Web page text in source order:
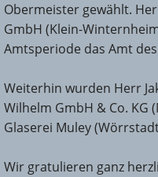
Obermeister gewählt.
GmbH (Klein-
Amtsperiode das Amt
Weiterhin wurden Herr
Wilhelm GmbH & Co. KG
Glaserei Muley
Wir gratulieren ganz